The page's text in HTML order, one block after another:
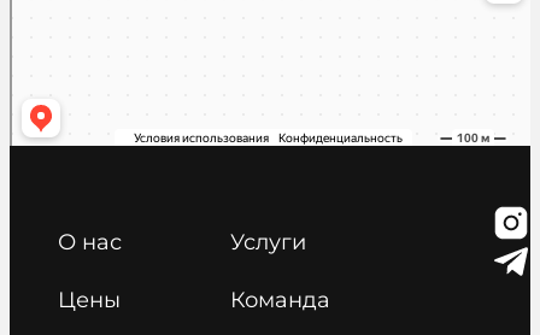
О нас Услуги
Цены Команда